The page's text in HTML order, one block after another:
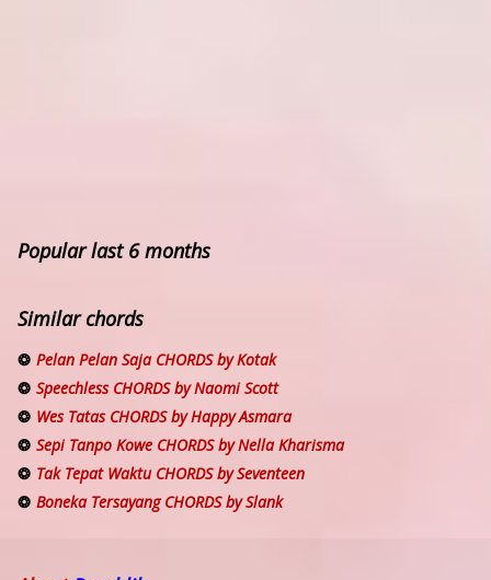
Popular last 6 months
Similar chords
Pelan Pelan Saja CHORDS by Kotak
Speechless CHORDS by Naomi Scott
Wes Tatas CHORDS by Happy Asmara
Sepi Tanpo Kowe CHORDS by Nella Kharisma
Tak Tepat Waktu CHORDS by Seventeen
Boneka Tersayang CHORDS by Slank